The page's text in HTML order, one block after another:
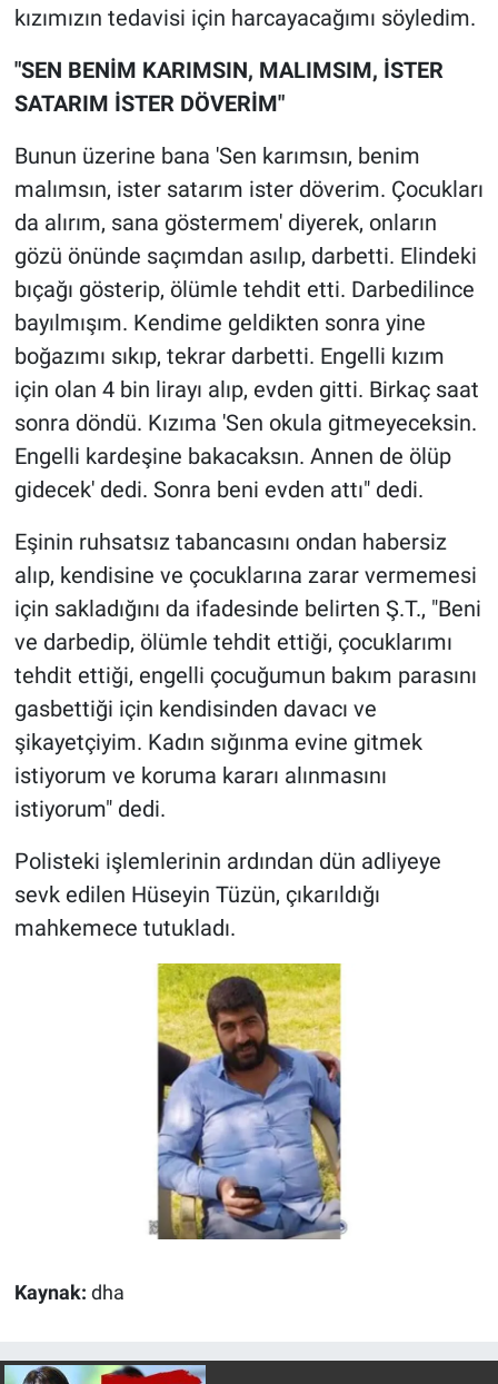
kızımızın tedavisi için harcayacağımı söyledim.
"SEN BENİM KARIMSIN, MALIMSIM, İSTER
SATARIM İSTER DÖVERİM"
Bunun üzerine bana 'Sen karımsın, benim
malımsın, ister satarım ister döverim. Çocukları
da alırım, sana göstermem' diyerek, onların
gözü önünde saçımdan asılıp, darbetti. Elindeki
bıçağı gösterip, ölümle tehdit etti. Darbedilince
bayılmışım. Kendime geldikten sonra yine
boğazımı sıkıp, tekrar darbetti. Engelli kızım
için olan 4 bin lirayı alıp, evden gitti. Birkaç saat
sonra döndü. Kızıma 'Sen okula gitmeyeceksin.
Engelli kardeşine bakacaksın. Annen de ölüp
gidecek' dedi. Sonra beni evden attı" dedi.
Eşinin ruhsatsız tabancasını ondan habersiz
alıp, kendisine ve çocuklarına zarar vermemesi
için sakladığını da ifadesinde belirten Ş.T., "Beni
ve darbedip, ölümle tehdit ettiği, çocuklarımı
tehdit ettiği, engelli çocuğumun bakım parasını
gasbettiği için kendisinden davacı ve
şikayetçiyim. Kadın sığınma evine gitmek
istiyorum ve koruma kararı alınmasını
istiyorum" dedi.
Polisteki işlemlerinin ardından dün adliyeye
sevk edilen Hüseyin Tüzün, çıkarıldığı
mahkemece tutukladı.
Kaynak: dha